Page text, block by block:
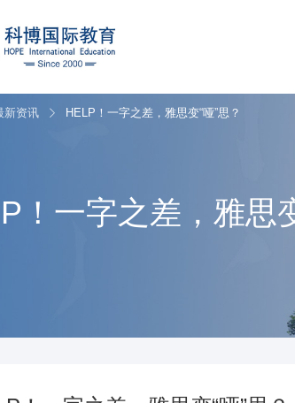
新资讯 HELP！一字之差，雅思变“哑”思？
！一字之差，雅思